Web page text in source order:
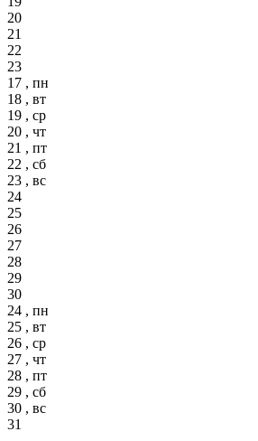
20
21
22
23
17 , пн
18 , вт
19 , ср
20 , чт
21 , пт
22 , сб
23 , вс
24
25
26
27
28
29
30
24 , пн
25 , вт
26 , ср
27 , чт
28 , пт
29 , сб
30 , вс
31